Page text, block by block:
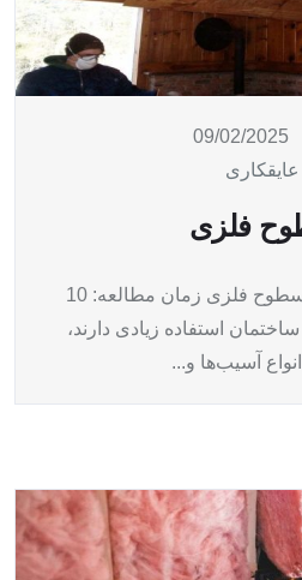
09/02/2025
عایقکاری
فلزی
نکات مهم عایق کاری سطوح فلزی زمان مطالعه: 10
استفاده‌ زیادی دارند،
آسیب‌ها و...